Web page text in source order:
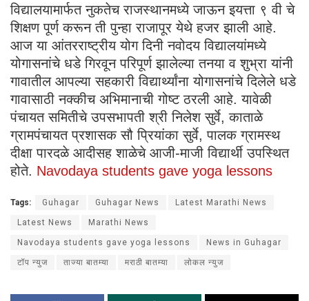
विद्यालयामार्फत नुकतेच राजस्थानमध्ये जाऊन इयत्ता ९ वी चे
शिक्षण पूर्ण करून ती पुन्हा राजापूर येथे हजर झाली आहे.
आज या आंतरराष्ट्रीय योग दिनी नवोदय विद्यालयांमध्ये
योगासनांचे धडे गिरवून परिपूर्ण झालेल्या तनया व शुभ्रा यांनी
गावातील आपल्या सहकारी विद्यार्थ्यांना योगासनांचे दिलेले धडे
गावासाठी नक्कीच अभिमानाची गोष्ट ठरली आहे. यावेळी
पंचायत समितीचे उपसभापती श्री निलेश सुर्वे, काताळे
ग्रामपंचायत प्रशासक सौ प्रियांका सुर्वे, पालक ग्रामस्थ
दीक्षा पारदळे आदीसह शाळेचे आजी-माजी विद्यार्थी उपस्थित
होते. Navodaya students gave yoga lessons
Tags: Guhagar Guhagar News Latest Marathi News
Latest News Marathi News
Navodaya students gave yoga lessons News in Guhagar
टॉप न्युज ताज्या बातम्या मराठी बातम्या लोकल न्युज